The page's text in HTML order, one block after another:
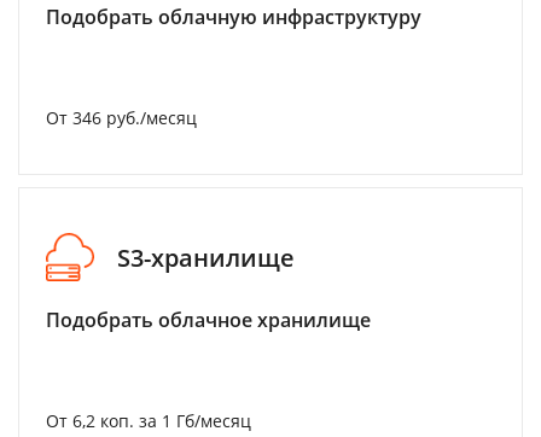
Подобрать облачную инфраструктуру
От 346 руб./месяц
S3-хранилище
Подобрать облачное хранилище
От 6,2 коп. за 1 Гб/месяц